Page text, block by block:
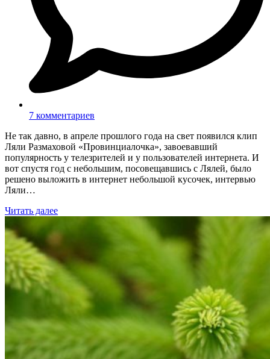
7 комментариев
Не так давно, в апреле прошлого года на свет появился клип
Ляли Размаховой «Провинциалочка», завоевавший
популярность у телезрителей и у пользователей интернета. И
вот спустя год с небольшим, посовещавшись с Лялей, было
решено выложить в интернет небольшой кусочек, интервью
Ляли…
Читать далее